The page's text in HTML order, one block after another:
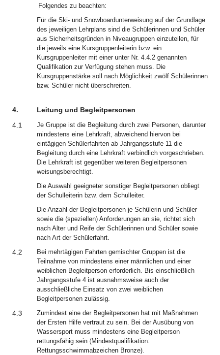
Folgendes zu beachten:
Für die Ski- und Snowboardunterweisung auf der Grundlage
des jeweiligen Lehrplans sind die Schülerinnen und Schüler
aus Sicherheitsgründen in Niveaugruppen einzuteilen, für
die jeweils eine Kursgruppenleiterin bzw. ein
Kursgruppenleiter mit einer unter Nr. 4.4.2 genannten
Qualifikation zur Verfügung stehen muss. Die
Kursgruppenstärke soll nach Möglichkeit zwölf Schülerinnen
bzw. Schüler nicht überschreiten.
4.
Leitung und Begleitpersonen
4.1
Je Gruppe ist die Begleitung durch zwei Personen, darunter
mindestens eine Lehrkraft, abweichend hiervon bei
eintägigen Schülerfahrten ab Jahrgangsstufe 11 die
Begleitung durch eine Lehrkraft verbindlich vorgeschrieben.
Die Lehrkraft ist gegenüber weiteren Begleitpersonen
weisungsberechtigt.
Die Auswahl geeigneter sonstiger Begleitpersonen obliegt
der Schulleiterin bzw. dem Schulleiter.
Die Anzahl der Begleitpersonen je Schülerin und Schüler
sowie die (speziellen) Anforderungen an sie, richtet sich
nach Alter und Reife der Schülerinnen und Schüler sowie
nach Art der Schülerfahrt.
4.2
Bei mehrtägigen Fahrten gemischter Gruppen ist die
Teilnahme von mindestens einer männlichen und einer
weiblichen Begleitperson erforderlich. Bis einschließlich
Jahrgangsstufe 4 ist ausnahmsweise auch der
ausschließliche Einsatz von zwei weiblichen
Begleitpersonen zulässig.
4.3
Zumindest eine der Begleitpersonen hat mit Maßnahmen
der Ersten Hilfe vertraut zu sein. Bei der Ausübung von
Wassersport muss mindestens eine Begleitperson
rettungsfähig sein (Mindestqualifikation:
Rettungsschwimmabzeichen Bronze).